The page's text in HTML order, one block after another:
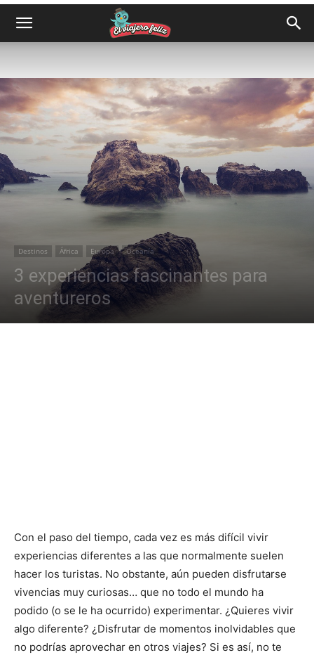
Destinos África Europa Oceanía
3 experiencias fascinantes para
aventureros
Con el paso del tiempo, cada vez es más difícil vivir
experiencias diferentes a las que normalmente suelen
hacer los turistas. No obstante, aún pueden disfrutarse
vivencias muy curiosas… que no todo el mundo ha
podido (o se le ha ocurrido) experimentar. ¿Quieres vivir
algo diferente? ¿Disfrutar de momentos inolvidables que
no podrías aprovechar en otros viajes? Si es así, no te